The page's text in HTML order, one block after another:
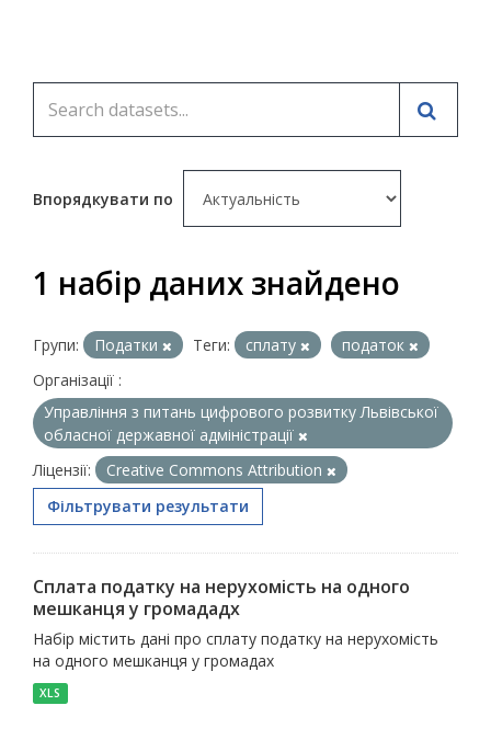
Впорядкувати по
1 набір даних знайдено
Групи: Податки Теги: сплату
податок
Організації :
Управління з питань цифрового розвитку Львівської
обласної державної адміністрації
Ліцензії:
Creative Commons Attribution
Фільтрувати результати
Сплата податку на нерухомість на одного
мешканця у громададх
Набір містить дані про сплату податку на нерухомість
на одного мешканця у громадах
XLS